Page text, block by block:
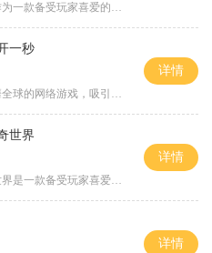
传奇世界发布网新服，作为一款备受玩家喜爱的MMORPG游戏，近日推出了全新的服务器，为广大玩家带来了更加丰富的游戏体验。作为一名老玩家，我将在本文中详细介绍传奇世界的具体
一秒
传奇世界，作为一款风靡全球的网络游戏，吸引了无数的玩家投身其中。一款全新的传奇世界网站刚刚开启，为广大玩家带来更加震撼的游戏体验。下面将为大家介绍一下这款新开传奇
详情
世界
3975游戏官网复古传奇世界是一款备受玩家喜爱的经典游戏，游戏内呈现出了精致的画面和刺激的战斗体验。其独特的玩法和精彩的剧情吸引了众多玩家的关注和热爱。在这个世界里，玩
详情
详情